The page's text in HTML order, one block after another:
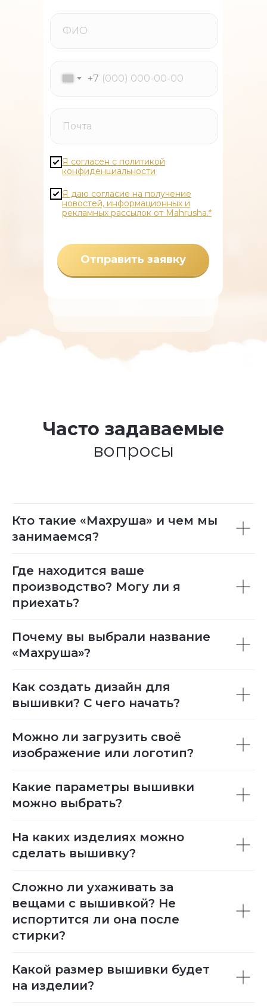
+7
Я согласен с политикой
конфиденциальности
Я даю согласие на получение
новостей, информационных и
рекламных рассылок от Mahrusha.*
Отправить заявку
Часто задаваемые
вопросы
Кто такие «Махруша» и чем мы
занимаемся?
Где находится ваше
производство? Могу ли я
приехать?
Почему вы выбрали название
«Махруша»?
Как создать дизайн для
вышивки? С чего начать?
Можно ли загрузить своё
изображение или логотип?
Какие параметры вышивки
можно выбрать?
На каких изделиях можно
сделать вышивку?
Сложно ли ухаживать за
вещами с вышивкой? Не
испортится ли она после
стирки?
Какой размер вышивки будет
на изделии?